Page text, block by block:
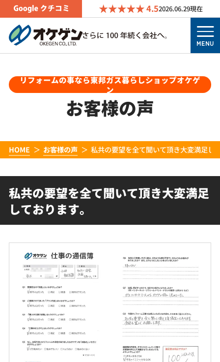
4.52026.06.29現在
MENU
リフォームの事なら東邦ガス暮らしショップオケゲ
ン
お客様の声
HOME お客様の声 私共の要望を全て聞いて頂き大変満足し
私共の要望を全て聞いて頂き大変満足
しております。